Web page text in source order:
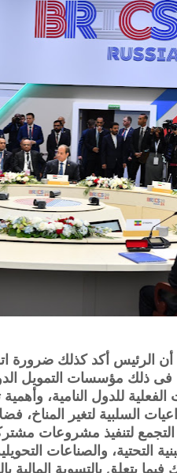
الرئيس أكد كذلك ضرورة
فى ذلك مؤسسات التمويل
الفعلية للدول النامية،
السلبية لتغير المناخ،
التجمع لتنفيذ مشروعات
والصناعات
يتعلق بالتسوية المالية